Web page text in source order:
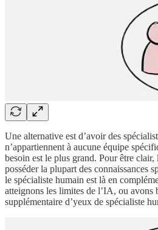
Une alternative est d’avoir des
n’appartiennent à aucune équipe
besoin est le plus grand. Pour être
posséder la plupart des connaissances
le spécialiste humain est là en
atteignons les limites de l’IA, ou avons
supplémentaire d’yeux de spécialiste